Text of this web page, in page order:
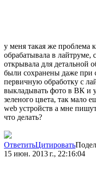
у меня такая же проблема
обрабатывала в
открывала для детальной
были сохранены даже при
первичную обработку с
выкладывать фото в ВК и
зеленого цвета, так мало
web устройств а мне
что делать?
ОтветитьЦитировать
15 июн. 2013 г., 22:16:04